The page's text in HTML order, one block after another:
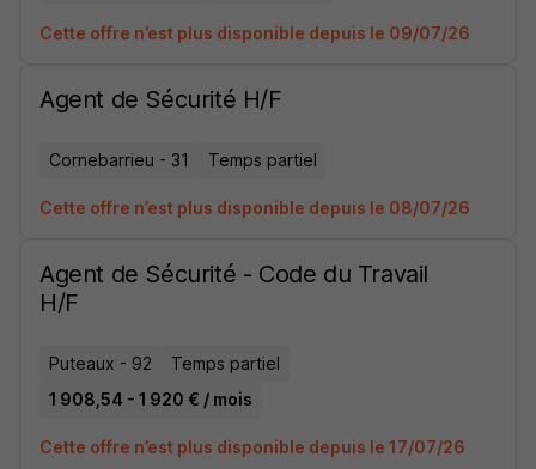
Cette offre n’est plus disponible depuis le 09/07/26
Agent de Sécurité H/F
Cornebarrieu - 31 Temps partiel
Cette offre n’est plus disponible depuis le 08/07/26
Agent de Sécurité - Code du Travail
H/F
Puteaux - 92
Temps partiel
1 908,54 - 1 920 € / mois
Cette offre n’est plus disponible depuis le 17/07/26